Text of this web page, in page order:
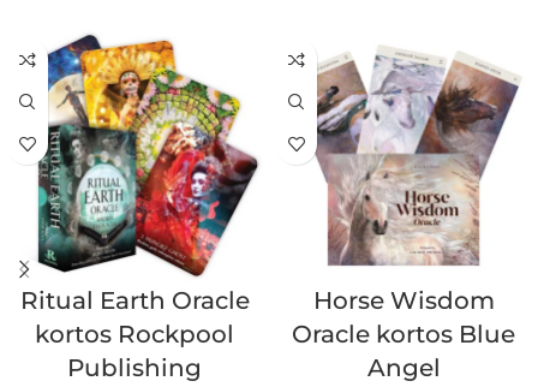
Ritual Earth Oracle
kortos Rockpool
Publishing
Horse Wisdom
Oracle kortos Blue
Angel